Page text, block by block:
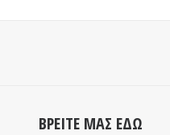
ΒΡΕΙΤΕ ΜΑΣ ΕΔΩ